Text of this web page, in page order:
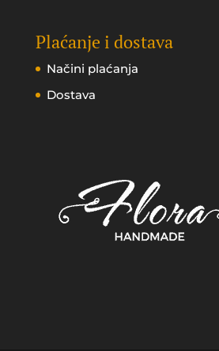
Plaćanje i dostava
Načini plaćanja
Dostava